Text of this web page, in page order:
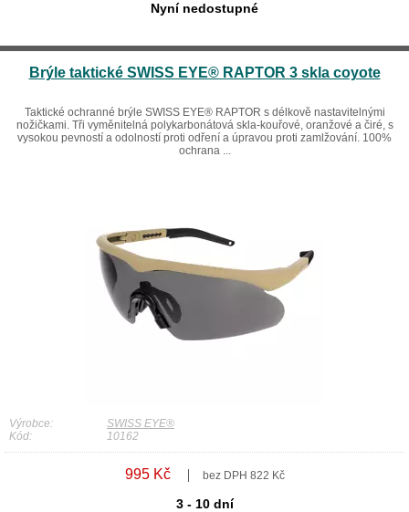
Nyní nedostupné
Brýle taktické SWISS EYE® RAPTOR 3 skla coyote
Taktické ochranné brýle SWISS EYE® RAPTOR s délkově nastavitelnými
nožičkami. Tři vyměnitelná polykarbonátová skla-kouřové, oranžové a čiré, s
vysokou pevností a odolností proti odření a úpravou proti zamlžování. 100%
ochrana ...
Výrobce:
SWISS EYE®
Kód:
10162
995 Kč bez DPH 822 Kč
3 - 10 dní